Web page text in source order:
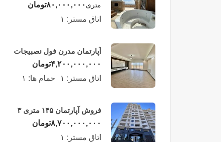
لوکس در طبقه چهاردهم
فریدونکنار
متری ۸۰,۰۰۰,۰۰۰تومان
اتاق مستر: ۱
آپارتمان مدرن فول نصبیجات
ساحلی/فریدونکنار
۴,۲۰۰,۰۰۰,۰۰۰تومان
اتاق مستر: ۱ حمام ها: ۱
فروش آپارتمان ۱۴۵ متری ۳
خوابه در فریدونکنار
۸,۷۰۰,۰۰۰,۰۰۰تومان
اتاق مستر: ۱